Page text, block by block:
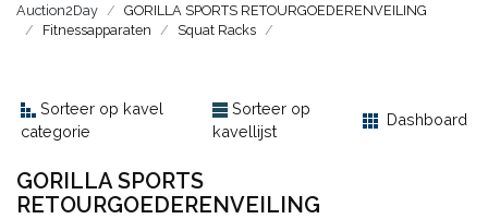
Auction2Day
GORILLA SPORTS RETOURGOEDERENVEILING
Fitnessapparaten
Squat Racks
Sorteer op kavel
categorie
Sorteer op
kavellijst
Dashboard
GORILLA SPORTS
RETOURGOEDERENVEILING